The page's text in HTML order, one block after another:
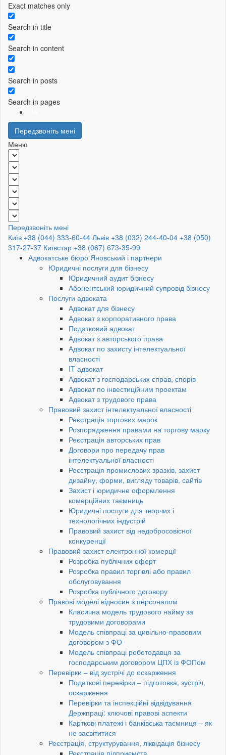
Exact matches only
Search in title
Search in content
Search in posts
Search in pages
Передзвоніть мені
Меню
Передзвоніть мені
Київ +38 (044) 333-60-44 Львів +38 (032) 244-40-04 +38 (050)
317-27-37 Київстар +38 (067) 673-35-99
Адвокатське бюро Яновський і партнери
Юридичні послуги для бізнесу
Юридичний аудит бізнесу
Абонентський юридичний супровід бізнесу
Послуги адвоката
Адвокат для бізнесу
Адвокат з корпоративного права
Податковий адвокат
Адвокат з авторського права
Адвокат по захисту інтелектуальної
власності
IT адвокат
Адвокат з господарських справ, спорів
Адвокат по інвестиційним проектам
Адвокат з трудового права
Правовий захист інтелектуальної власності
Реєстрація торгових марок
Розпорядження правами на торгову марку
Реєстрація авторських прав
Договори про передачу прав
інтелектуальної власності
Реєстрація промислових зразків, захист
дизайну, форми, вигляду товарів, сайтів
Захист і юридичне оформлення
комерційних таємниць
Юридичні послуги для творчих і
технологічних індустрій
Правовий захист від недобросовісної
конкуренції
Правовий захист електронної комерції
Розробка публічних оферт
Розробка правил торгівлі або правил
обслуговування
Розробка публічного договору
Правові моделі відносин з персоналом
Класична модель трудового найму за
трудовими договорами
Модель співпраці за цивільно-правовим
договором з ФО
Модель співпраці роботодавця за
господарським договором ЦПХ із ФОПом
Перевірки – від зустрічі до оскарження
Податкові перевірки – підготовка, зустріч,
оскарження
Перевірки та інспекційні відвідування
Держпраці: ключові правові аспекти
Карткові платежі і банківська таємниця – як
не засвітитися
Реєстрація, структурування, ліквідація бізнесу